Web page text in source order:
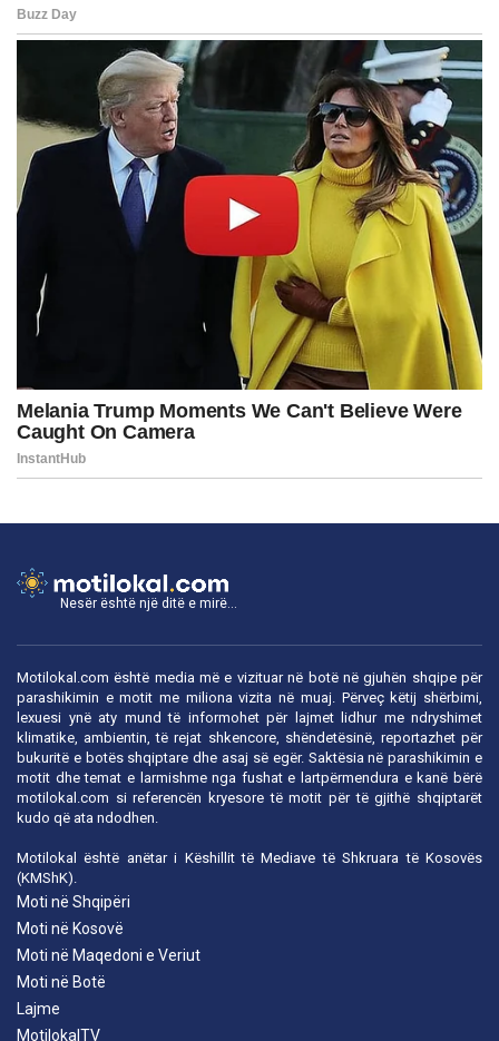
Nesër është një ditë e mirë...
Motilokal.com është media më e vizituar në botë në gjuhën shqipe për
parashikimin e motit me miliona vizita në muaj. Përveç këtij shërbimi,
lexuesi ynë aty mund të informohet për lajmet lidhur me ndryshimet
klimatike, ambientin, të rejat shkencore, shëndetësinë, reportazhet për
bukuritë e botës shqiptare dhe asaj së egër. Saktësia në parashikimin e
motit dhe temat e larmishme nga fushat e lartpërmendura e kanë bërë
motilokal.com si referencën kryesore të motit për të gjithë shqiptarët
kudo që ata ndodhen.
Motilokal është anëtar i Këshillit të Mediave të Shkruara të Kosovës
(KMShK).
Moti në Shqipëri
Moti në Kosovë
Moti në Maqedoni e Veriut
Moti në Botë
Lajme
MotilokalTV